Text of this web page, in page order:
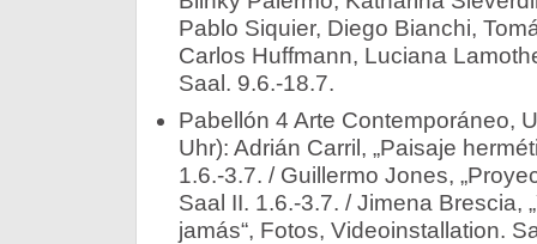
Pablo Siquier, Diego Bianchi,
Carlos Huffmann, Luciana
Saal. 9.6.-18.7.
Pabellón 4 Arte Contemporáneo,
Uhr): Adrián Carril, „Paisaje
1.6.-3.7. / Guillermo Jones,
Saal II. 1.6.-3.7. / Jimena Brescia,
jamás“, Fotos, Videoinstallation.